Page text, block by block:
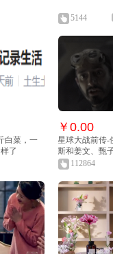
5144
白菜，一
了
￥0.00
星球大战前传-
斯和姜文、甄
国震撼场景
112864